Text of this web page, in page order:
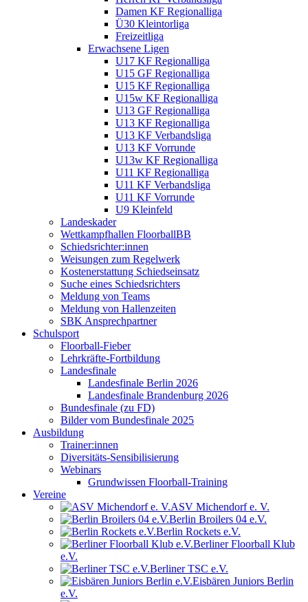
Damen KF Regionalliga
Ü30 Kleintorliga
Freizeitliga
Erwachsene Ligen
U17 KF Regionalliga
U15 GF Regionalliga
U15 KF Regionalliga
U15w KF Regionalliga
U13 GF Regionalliga
U13 KF Regionalliga
U13 KF Verbandsliga
U13 KF Vorrunde
U13w KF Regionalliga
U11 KF Regionalliga
U11 KF Verbandsliga
U11 KF Vorrunde
U9 Kleinfeld
Landeskader
Wettkampfhallen FloorballBB
Schiedsrichter:innen
Weisungen zum Regelwerk
Kostenerstattung Schiedseinsatz
Suche eines Schiedsrichters
Meldung von Teams
Meldung von Hallenzeiten
SBK Ansprechpartner
Schulsport
Floorball-Fieber
Lehrkräfte-Fortbildung
Landesfinale
Landesfinale Berlin 2026
Landesfinale Brandenburg 2026
Bundesfinale (zu FD)
Bilder vom Bundesfinale 2025
Ausbildung
Trainer:innen
Diversitäts-Sensibilisierung
Webinars
Grundwissen Floorball-Training
Vereine
ASV Michendorf e. V.
Berlin Broilers 04 e.V.
Berlin Rockets e.V.
Berliner Floorball Klub
e.V.
Berliner TSC e.V.
Eisbären Juniors Berlin
e.V.